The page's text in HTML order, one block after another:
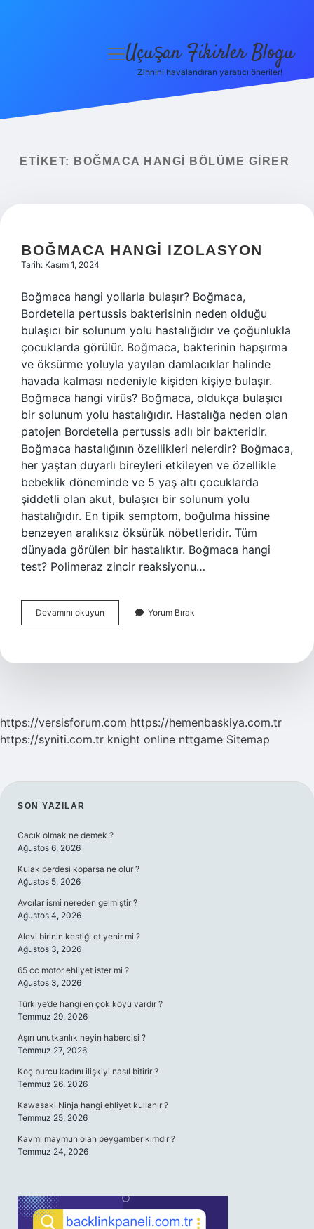
Yasal Uyarı
menüyü
Uçuşan Fikirler Blogu
Zihnini havalandıran yaratıcı öneriler!
ETIKET: BOĞMACA HANGI BÖLÜME GIRER
BOĞMACA HANGI IZOLASYON
Tarih: Kasım 1, 2024
Boğmaca hangi yollarla bulaşır? Boğmaca,
Bordetella pertussis bakterisinin neden olduğu
bulaşıcı bir solunum yolu hastalığıdır ve çoğunlukla
çocuklarda görülür. Boğmaca, bakterinin hapşırma
ve öksürme yoluyla yayılan damlacıklar halinde
havada kalması nedeniyle kişiden kişiye bulaşır.
Boğmaca hangi virüs? Boğmaca, oldukça bulaşıcı
bir solunum yolu hastalığıdır. Hastalığa neden olan
patojen Bordetella pertussis adlı bir bakteridir.
Boğmaca hastalığının özellikleri nelerdir? Boğmaca,
her yaştan duyarlı bireyleri etkileyen ve özellikle
bebeklik döneminde ve 5 yaş altı çocuklarda
şiddetli olan akut, bulaşıcı bir solunum yolu
hastalığıdır. En tipik semptom, boğulma hissine
benzeyen aralıksız öksürük nöbetleridir. Tüm
dünyada görülen bir hastalıktır. Boğmaca hangi
test? Polimeraz zincir reaksiyonu…
Devamını okuyun Boğmaca
Hangi
Yorum Bırak
https://versisforum.com https://hemenbaskiya.com.tr
https://syniti.com.tr knight online nttgame Sitemap
SIDEBAR
SON YAZILAR
Cacık olmak ne demek ?
Ağustos 6, 2026
Kulak perdesi koparsa ne olur ?
Ağustos 5, 2026
Avcılar ismi nereden gelmiştir ?
Ağustos 4, 2026
Alevi birinin kestiği et yenir mi ?
Ağustos 3, 2026
65 cc motor ehliyet ister mi ?
Ağustos 3, 2026
Türkiye’de hangi en çok köyü vardır ?
Temmuz 29, 2026
Aşırı unutkanlık neyin habercisi ?
Temmuz 27, 2026
Koç burcu kadını ilişkiyi nasıl bitirir ?
Temmuz 26, 2026
Kawasaki Ninja hangi ehliyet kullanır ?
Temmuz 25, 2026
Kavmi maymun olan peygamber kimdir ?
Temmuz 24, 2026